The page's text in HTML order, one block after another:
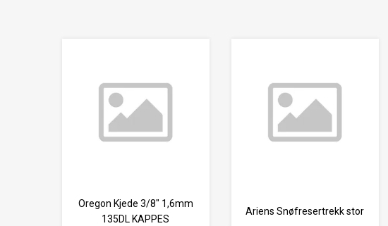
Oregon Kjede 3/8" 1,6mm
135DL KAPPES
Ariens Snøfresertrekk stor